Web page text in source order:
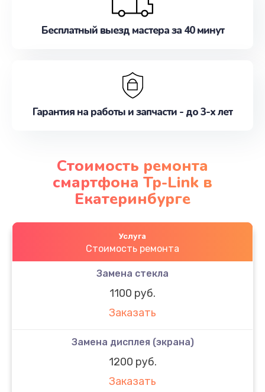
Бесплатный выезд мастера за 40 минут
Гарантия на работы и запчасти - до 3-х лет
Стоимость ремонта
смартфона Tp-Link в
Екатеринбурге
Услуга
Стоимость ремонта
Замена стекла
1100 руб.
Заказать
Замена дисплея (экрана)
1200 руб.
Заказать